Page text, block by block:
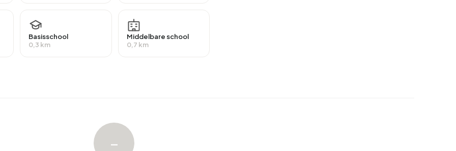
WOZ-waarde van €226.000. Hiervan is
woningen zijn huurwoningen. Dit komt neer op
is 16% in particulier bezit, 83% in handen van
Afgelopen jaar zijn er geen woningen verkocht in
Basisschool
0,3 km
Middelbare school
0,7 km
–